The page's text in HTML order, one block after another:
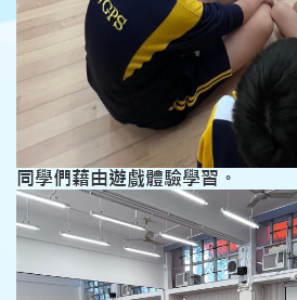
同學們藉由遊戲體驗學習。